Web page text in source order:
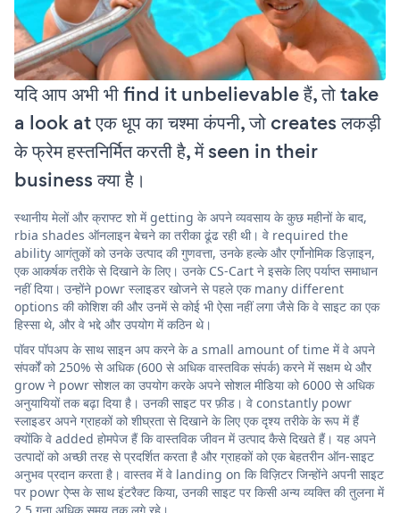
यदि आप अभी भी find it unbelievable हैं, तो take
a look at एक धूप का चश्मा कंपनी, जो creates लकड़ी
के फ्रेम हस्तनिर्मित करती है, में seen in their
business क्या है।
स्थानीय मेलों और क्राफ्ट शो में getting के अपने व्यवसाय के कुछ महीनों के बाद,
rbia shades ऑनलाइन बेचने का तरीका ढूंढ रही थी। वे required the
ability आगंतुकों को उनके उत्पाद की गुणवत्ता, उनके हल्के और एर्गोनोमिक डिज़ाइन,
एक आकर्षक तरीके से दिखाने के लिए। उनके CS-Cart ने इसके लिए पर्याप्त समाधान
नहीं दिया। उन्होंने powr स्लाइडर खोजने से पहले एक many different
options की कोशिश की और उनमें से कोई भी ऐसा नहीं लगा जैसे कि वे साइट का एक
हिस्सा थे, और वे भद्दे और उपयोग में कठिन थे।
पॉवर पॉपअप के साथ साइन अप करने के a small amount of time में वे अपने
संपर्कों को 250% से अधिक (600 से अधिक वास्तविक संपर्क) करने में सक्षम थे और
grow ने powr सोशल का उपयोग करके अपने सोशल मीडिया को 6000 से अधिक
अनुयायियों तक बढ़ा दिया है। उनकी साइट पर फ़ीड। वे constantly powr
स्लाइडर अपने ग्राहकों को शीघ्रता से दिखाने के लिए एक दृश्य तरीके के रूप में हैं
क्योंकि वे added होमपेज हैं कि वास्तविक जीवन में उत्पाद कैसे दिखते हैं। यह अपने
उत्पादों को अच्छी तरह से प्रदर्शित करता है और ग्राहकों को एक बेहतरीन ऑन-साइट
अनुभव प्रदान करता है। वास्तव में वे landing on कि विज़िटर जिन्होंने अपनी साइट
पर powr ऐप्स के साथ इंटरैक्ट किया, उनकी साइट पर किसी अन्य व्यक्ति की तुलना में